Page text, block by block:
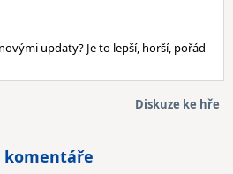
updaty? Je to lepší, horší, pořád
Diskuze ke hře
komentáře